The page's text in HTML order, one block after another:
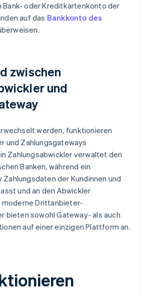
oder Kreditkartenkonto der
auf das Bankkonto des
zwischen
und
werden, funktionieren
und Zahlungsgateways
Zahlungsabwickler verwaltet den
Banken, während ein
der Kundinnen und
und an den Abwickler
Drittanbieter-
bieten sowohl Gateway- als auch
auf einer einzigen Plattform an.